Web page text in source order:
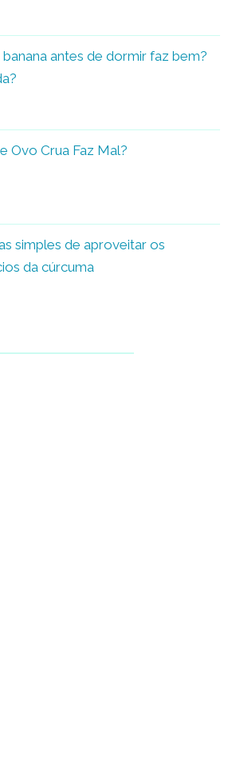
antes de dormir faz bem?
Ovo Crua Faz Mal?
simples de aproveitar os
da cúrcuma